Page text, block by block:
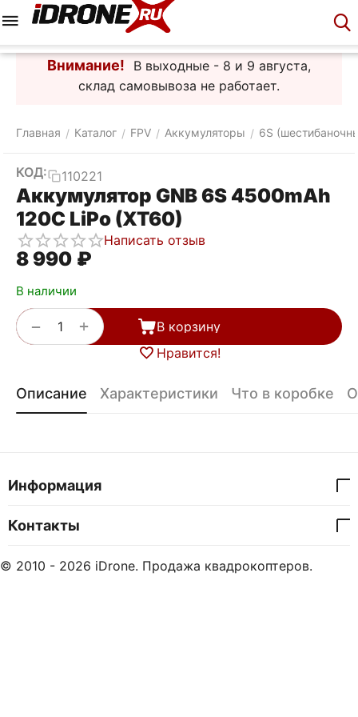
Внимание!
В выходные - 8 и 9 августа,
склад самовывоза не работает.
Главная / Каталог / FPV / Аккумуляторы / 6S
КОД: 110221
Аккумулятор GNB 6S 4500mAh
120C LiPo (XT60)
Написать отзыв
8 990 ₽
В наличии
+
−
В корзину
Нравится!
Описание Характеристики Что в коробке
Информация
Контакты
© 2010 - 2026 iDrone. Продажа квадрокоптеров.
Корзина